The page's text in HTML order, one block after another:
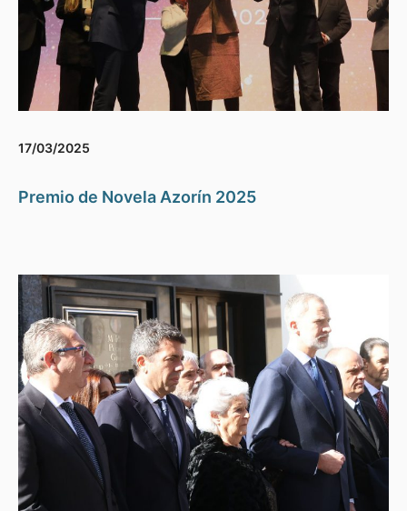
17/03/2025
Premio de Novela Azorín 2025